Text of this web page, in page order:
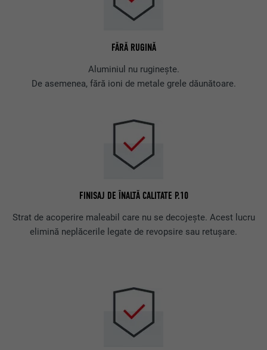
FĂRĂ RUGINĂ
Aluminiul nu ruginește.
De asemenea, fără ioni de metale grele dăunătoare.
FINISAJ DE ÎNALTĂ CALITATE P.10
Strat de acoperire maleabil care nu se decojește. Acest lucru
elimină neplăcerile legate de revopsire sau retușare.